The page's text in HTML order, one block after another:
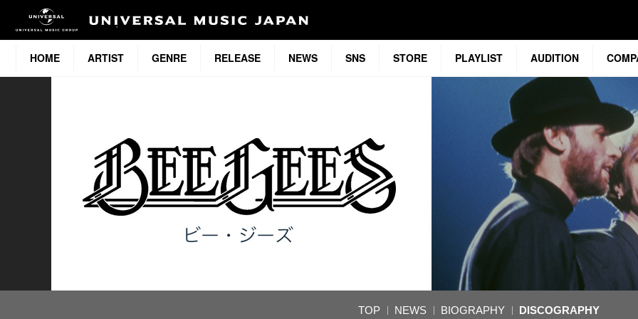
HOME ARTIST GENRE RELEASE NEWS SNS STORE PLAYLIST AUDITION
TOP NEWS BIOGRAPHY DISCOGRAPHY